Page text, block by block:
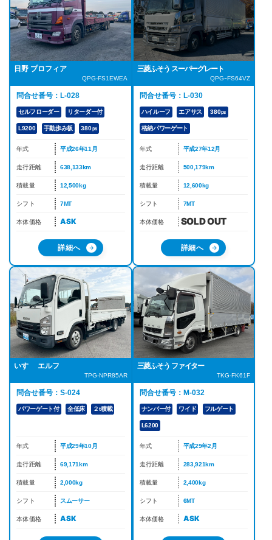
日野 プロフィア
QPG-FS1EWEA
問合せ番号：L-028
セルフローダー リターダー付
L9200 手動歩み板 380㎰
年式 平成26年11月
走行距離 638,133km
積載量 12,500kg
シフト 7MT
本体価格 ASK
詳細へ
三菱ふそう スーパーグレート
QPGｰFS64VZ
問合せ番号：L-030
ハイルーフ エアサス 380㎰
格納パワーゲート
年式 平成27年12月
走行距離 500,179km
積載量 12,600kg
シフト 7MT
本体価格
詳細へ
いすゞ エルフ
TPG-NPR85AR
問合せ番号：S-024
パワーゲート付 全低床 ２t積載
年式 平成29年10月
走行距離 69,171km
積載量 2,000kg
シフト スムーサー
本体価格 ASK
三菱ふそう ファイター
TKG-FK61F
問合せ番号：M-032
ナンバー付 ワイド フルゲート
L6200
年式 平成29年2月
走行距離 283,921km
積載量 2,400kg
シフト 6MT
本体価格 ASK